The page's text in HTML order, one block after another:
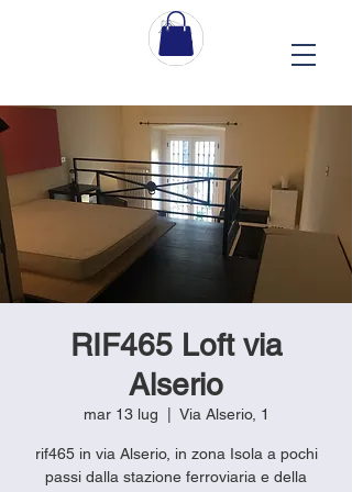
RIF465 Loft via
Alserio
mar 13 lug Via Alserio, 1
rif465 in via Alserio, in zona Isola a pochi
passi dalla stazione ferroviaria e della